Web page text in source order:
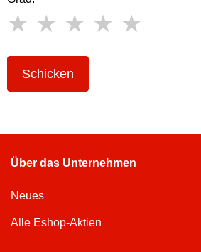
Schicken
Über das Unternehmen
Neues
Alle Eshop-Aktien